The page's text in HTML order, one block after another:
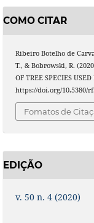
COMO CITAR
Ribeiro Botelho de
T., & Bobrowski, R.
OF TREE SPECIES
https://doi.org/10.5380/
Fomatos de
EDIÇÃO
v. 50 n. 4 (2020)